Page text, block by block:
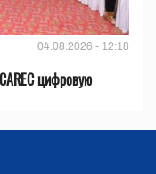
04.08.2026 - 12:18
цифровую